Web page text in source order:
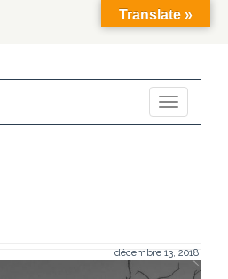
Toggle
navigation
décembre 13, 2018
Translate »